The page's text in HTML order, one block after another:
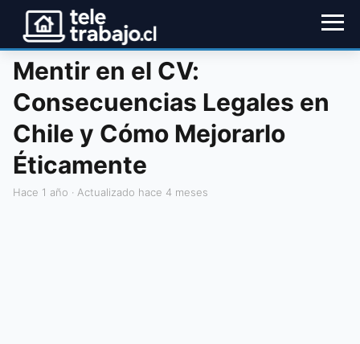
Mentir en el CV:
Consecuencias Legales en
Chile y Cómo Mejorarlo
Éticamente
hace 1 año · Actualizado hace 4 meses